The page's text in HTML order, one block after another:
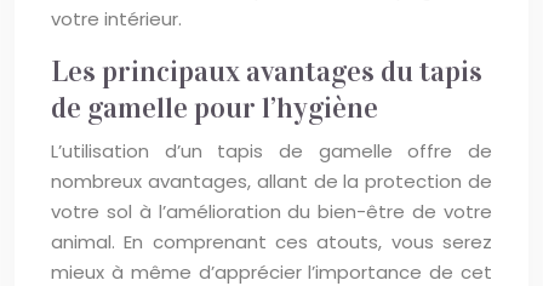
votre intérieur.
Les principaux avantages du tapis
de gamelle pour l’hygiène
L’utilisation d’un tapis de gamelle offre de
nombreux avantages, allant de la protection de
votre sol à l’amélioration du bien-être de votre
animal. En comprenant ces atouts, vous serez
mieux à même d’apprécier l’importance de cet